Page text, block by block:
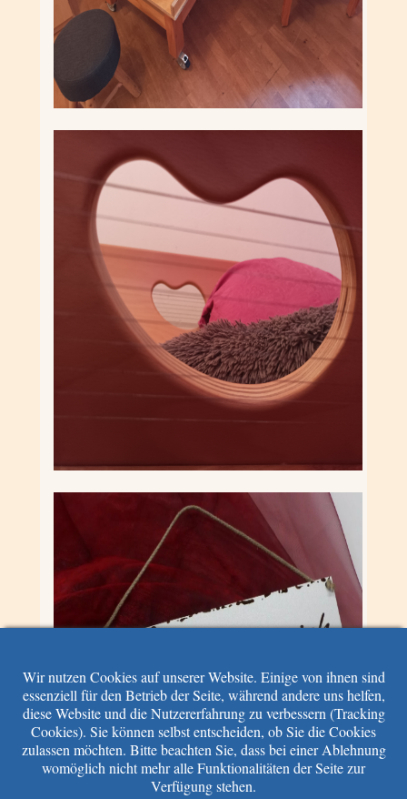
Wir nutzen Cookies auf unserer Website. Einige von ihnen sind
essenziell für den Betrieb der Seite, während andere uns helfen,
diese Website und die Nutzererfahrung zu verbessern (Tracking
Cookies). Sie können selbst entscheiden, ob Sie die Cookies
zulassen möchten. Bitte beachten Sie, dass bei einer Ablehnung
womöglich nicht mehr alle Funktionalitäten der Seite zur
Verfügung stehen.